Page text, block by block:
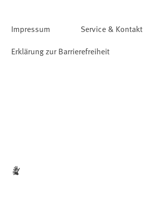
Impressum Service & Kontakt
Erklärung zur Barrierefreiheit